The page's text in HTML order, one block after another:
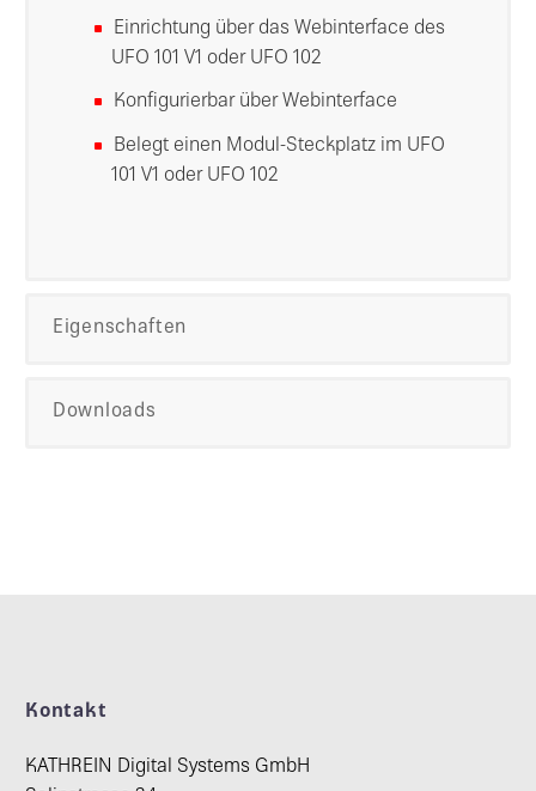
Einrichtung über das Webinterface des
UFO 101 V1 oder UFO 102
Konfigurierbar über Webinterface
Belegt einen Modul-Steckplatz im UFO
101 V1 oder UFO 102
Eigenschaften
Downloads
Kontakt
KATHREIN Digital Systems GmbH